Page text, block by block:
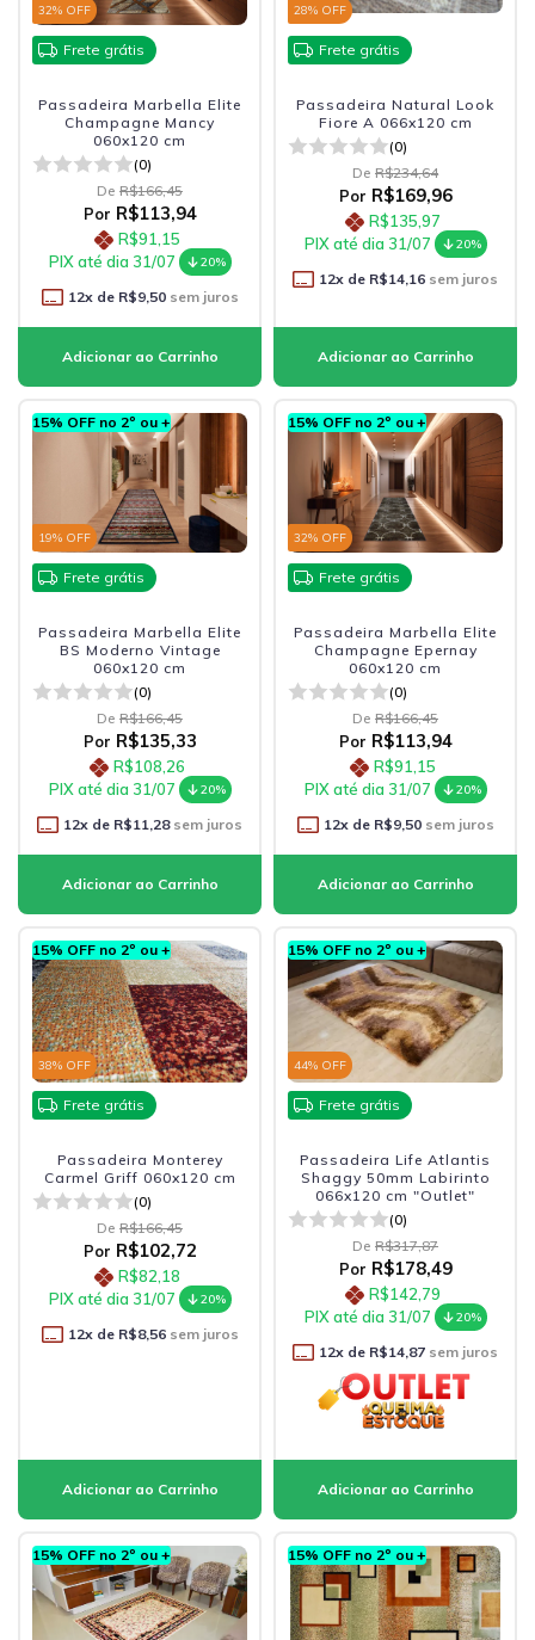
32% OFF
Frete grátis
Passadeira Marbella Elite
Champagne Mancy
060x120 cm
(0)
De R$166,45
Por R$113,94
R$91,15
PIX até dia 31/07
20%
12x de R$9,50sem juros
28% OFF
Frete grátis
Passadeira Natural Look
Fiore A 066x120 cm
(0)
De R$234,64
Por R$169,96
R$135,97
PIX até dia 31/07
20%
12x de R$14,16 sem juros
15% OFF no 2º ou +
19% OFF
Frete grátis
Passadeira Marbella Elite
BS Moderno Vintage
060x120 cm
(0)
De R$166,45
Por R$135,33
R$108,26
PIX até dia 31/07
20%
12x de R$11,28sem juros
15% OFF no 2º ou +
32% OFF
Frete grátis
Passadeira Marbella Elite
Champagne Epernay
060x120 cm
(0)
De R$166,45
Por R$113,94
R$91,15
PIX até dia 31/07
20%
12x de R$9,50sem juros
15% OFF no 2º ou +
38% OFF
Frete grátis
Passadeira Monterey
Carmel Griff 060x120 cm
(0)
De R$166,45
Por R$102,72
R$82,18
PIX até dia 31/07
20%
12x de R$8,56sem juros
15% OFF no 2º ou +
44% OFF
Frete grátis
Passadeira Life Atlantis
Shaggy 50mm Labirinto
066x120 cm "Outlet"
(0)
De R$317,87
Por R$178,49
R$142,79
PIX até dia 31/07
20%
12x de R$14,87 sem juros
15% OFF no 2º ou + 15% OFF no 2º ou +